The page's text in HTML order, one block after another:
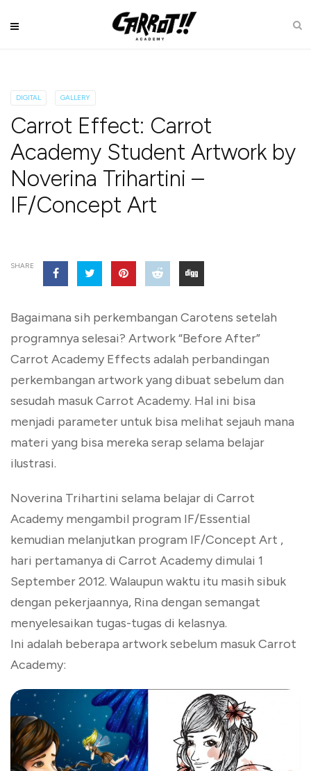
DIGITAL GALLERY
Carrot Effect: Carrot
Academy Student Artwork by
Noverina Trihartini –
IF/Concept Art
SHARE
Bagaimana sih perkembangan Carotens setelah
programnya selesai? Artwork “Before After”
Carrot Academy Effects adalah perbandingan
perkembangan artwork yang dibuat sebelum dan
sesudah masuk Carrot Academy. Hal ini bisa
menjadi parameter untuk bisa melihat sejauh mana
materi yang bisa mereka serap selama belajar
ilustrasi.
Noverina Trihartini selama belajar di Carrot
Academy mengambil program IF/Essential
kemudian melanjutkan program IF/Concept Art ,
hari pertamanya di Carrot Academy dimulai 1
September 2012. Walaupun waktu itu masih sibuk
dengan pekerjaannya, Rina dengan semangat
menyelesaikan tugas-tugas di kelasnya.
Ini adalah beberapa artwork sebelum masuk Carrot
Academy: